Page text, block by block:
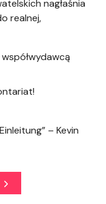
nagłaśnia
realnej,
– Kevin